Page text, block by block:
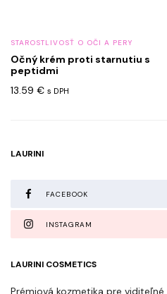
STAROSTLIVOSŤ O OČI A PERY
Očný krém proti starnutiu s
peptidmi
13.59 € s DPH
LAURINI
FACEBOOK
INSTAGRAM
LAURINI COSMETICS
Prémiová kozmetika pre